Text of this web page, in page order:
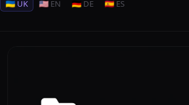
🇺🇦 UK 🇺🇸 EN 🇩🇪 DE 🇪🇸 ES